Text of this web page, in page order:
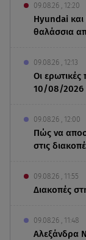
09.08.26 , 12:20
Hyundai
θαλάσσια
09.08.26 , 12:13
Οι
10/08/2026
09.08.26 , 12:00
Πώς να
στις
09.08.26 , 11:55
Διακοπές
09.08.26 , 11:48
Αλεξάνδρα